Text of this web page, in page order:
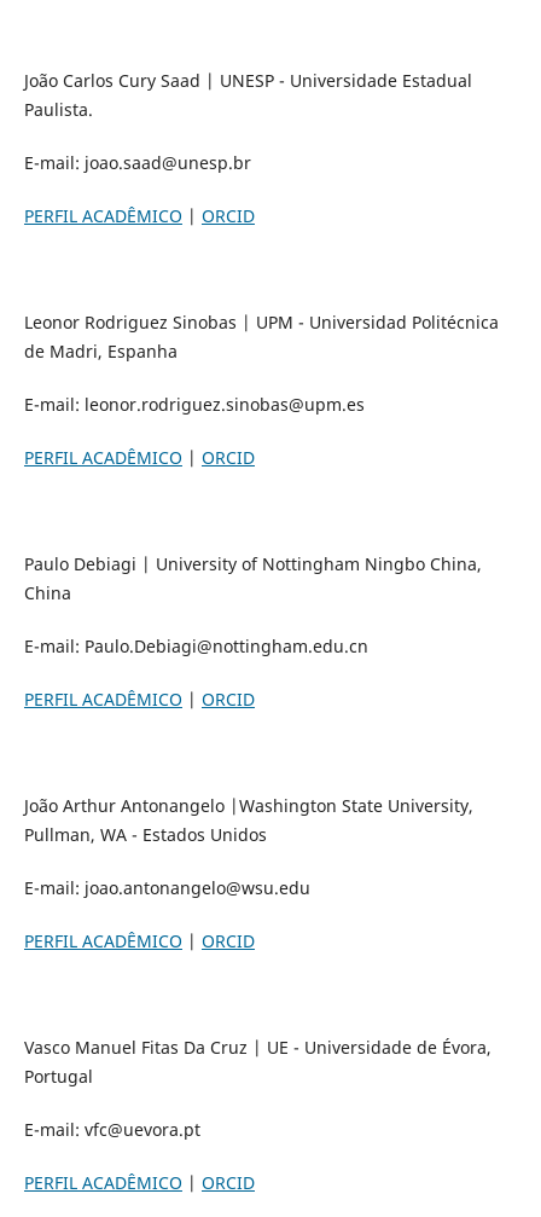
João Carlos Cury Saad | UNESP - Universidade Estadual
Paulista.
E-mail: joao.saad@unesp.br
PERFIL ACADÊMICO | ORCID
Leonor Rodriguez Sinobas | UPM - Universidad Politécnica
de Madri, Espanha
E-mail: leonor.rodriguez.sinobas@upm.es
PERFIL ACADÊMICO | ORCID
Paulo Debiagi | University of Nottingham Ningbo China,
China
E-mail: Paulo.Debiagi@nottingham.edu.cn
PERFIL ACADÊMICO | ORCID
João Arthur Antonangelo |Washington State University,
Pullman, WA - Estados Unidos
E-mail: joao.antonangelo@wsu.edu
PERFIL ACADÊMICO | ORCID
Vasco Manuel Fitas Da Cruz | UE - Universidade de Évora,
Portugal
E-mail: vfc@uevora.pt
PERFIL ACADÊMICO | ORCID